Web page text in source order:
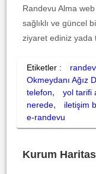
Randevu Alma
sağlıklı ve güncel
ziyaret ediniz yada
Etiketler :
Okmeydanı Ağız
telefon, yol tarifi
nerede, iletişim
e-randevu
Kurum